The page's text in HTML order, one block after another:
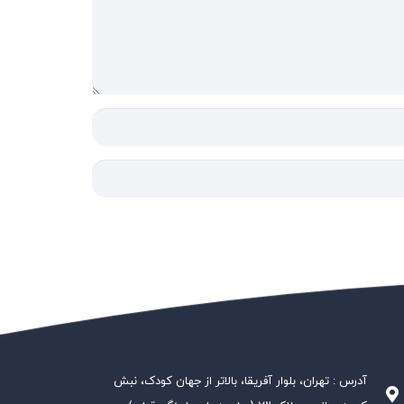
آدرس : تهران، بلوار آفریقا، بالاتر از جهان کودک، نبش